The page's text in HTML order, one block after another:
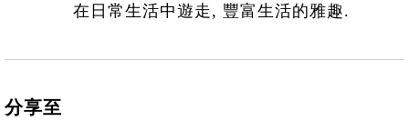
在日常生活中遊走, 豐富生活的雅趣.
分享至